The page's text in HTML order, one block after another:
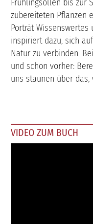
Frühlingsollen bis zur
zubereiteten Pflanzen
Porträt Wissenswertes
inspiriert dazu, sich
Natur zu verbinden.
und schon vorher:
uns staunen über
VIDEO ZUM BUCH